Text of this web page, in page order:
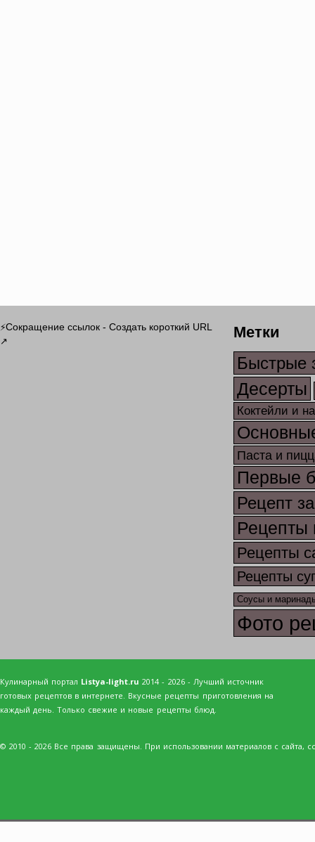
⚡Сокращение ссылок - Создать короткий URL
↗ Метки
Быстрые
Десерты
Коктейли и
Паста и
Первые
Рецепт
Рецепты
Рецепты
Рецепты
Соусы и
Фото
Кулинарный портал Listya-light.ru 2014 - 2026 - Лучший источник
готовых рецептов в интернете. Вкусные рецепты приготовления на
каждый день. Только свежие и новые рецепты блюд.
© 2010 - 2026 Все права защищены. При использовании материалов с сайта,